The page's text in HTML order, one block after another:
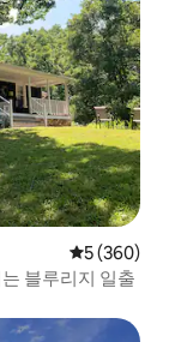
평점 5점(5
5 (360)
블루리지 일출